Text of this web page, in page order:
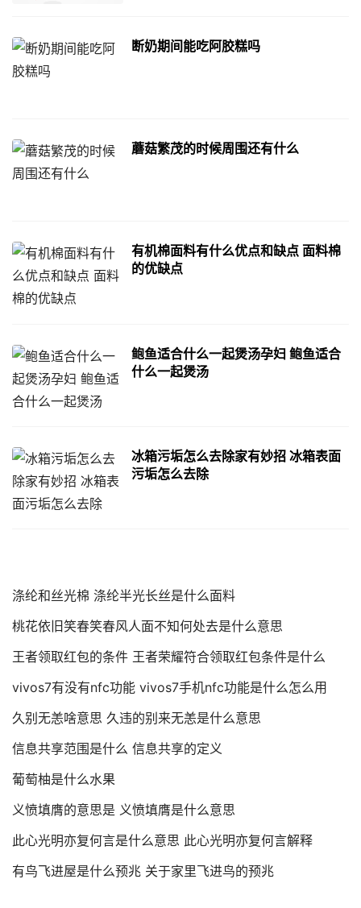
断奶期间能吃阿胶糕吗
蘑菇繁茂的时候周围还有什么
有机棉面料有什么优点和缺点 面料棉
的优缺点
鲍鱼适合什么一起煲汤孕妇 鲍鱼适合
什么一起煲汤
冰箱污垢怎么去除家有妙招 冰箱表面
污垢怎么去除
涤纶和丝光棉 涤纶半光长丝是什么面料
桃花依旧笑春笑春风人面不知何处去是什么意思
王者领取红包的条件 王者荣耀符合领取红包条件是什么
vivos7有没有nfc功能 vivos7手机nfc功能是什么怎么用
久别无恙啥意思 久违的别来无恙是什么意思
信息共享范围是什么 信息共享的定义
葡萄柚是什么水果
义愤填膺的意思是 义愤填膺是什么意思
此心光明亦复何言是什么意思 此心光明亦复何言解释
有鸟飞进屋是什么预兆 关于家里飞进鸟的预兆